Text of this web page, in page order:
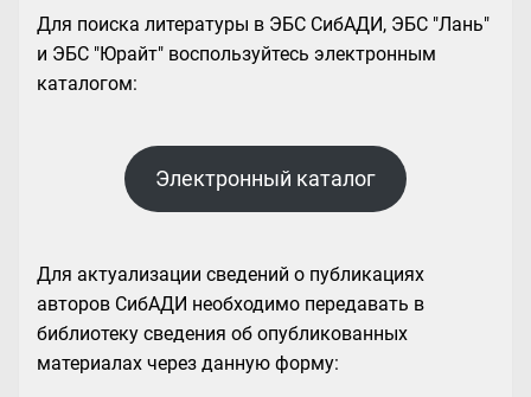
Для поиска литературы в ЭБС СибАДИ, ЭБС "Лань"
и ЭБС "Юрайт" воспользуйтесь электронным
каталогом:
Электронный каталог
Для актуализации сведений о публикациях
авторов СибАДИ необходимо передавать в
библиотеку сведения об опубликованных
материалах через данную форму: